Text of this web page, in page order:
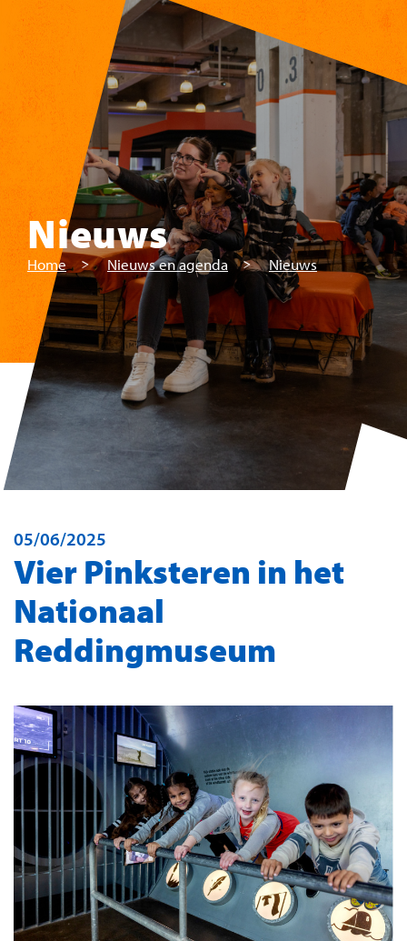
Skip to main content
Nieuws
Home Nieuws en agenda Nieuws
05/06/2025
Vier Pinksteren in het
Nationaal
Reddingmuseum